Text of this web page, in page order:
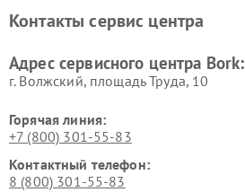
воздуха Bork
Bork
Bork
Контакты сервис центра
Адрес сервисного центра Bork:
г. Волжский, площадь Труда, 10
Горячая линия:
+7 (800) 301-55-83
Контактный телефон:
8 (800) 301-55-83